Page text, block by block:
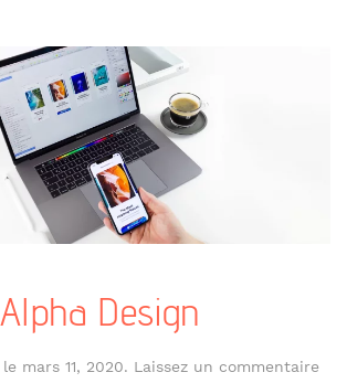
Alpha Design
le mars 11, 2020. Laissez un commentaire